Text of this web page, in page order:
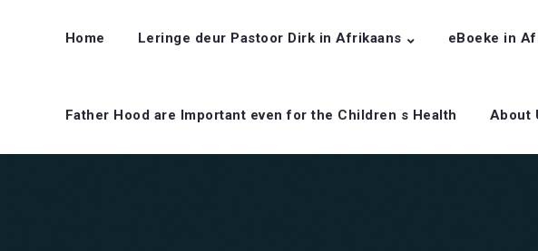
Home Leringe deur Pastoor Dirk in Afrikaans eBoeke in
Father Hood are Important even for the Children s Health About